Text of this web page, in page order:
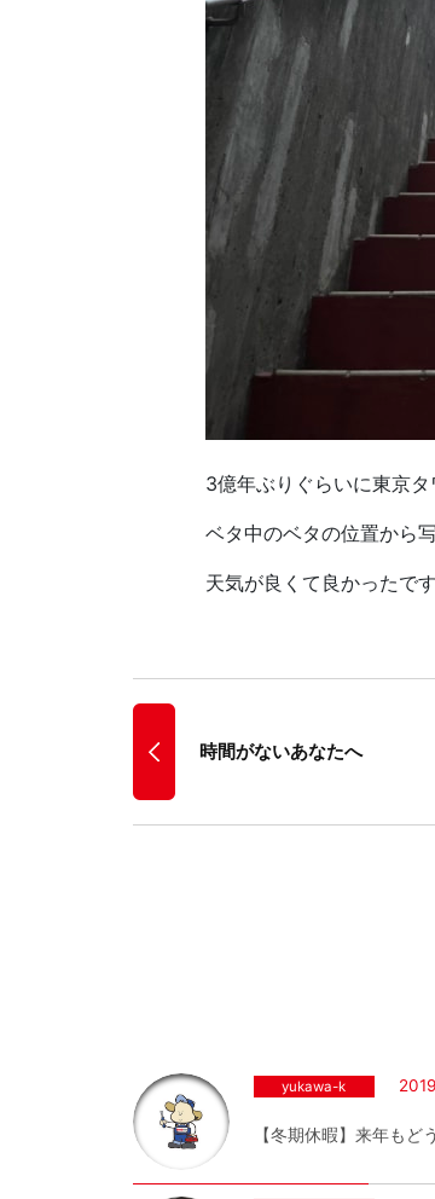
3億年ぶりぐらいに東京タ
ベタ中のベタの位置から
天気が良くて良かったです
時間がないあなたへ
yukawa-k
【冬期休暇】来年もど